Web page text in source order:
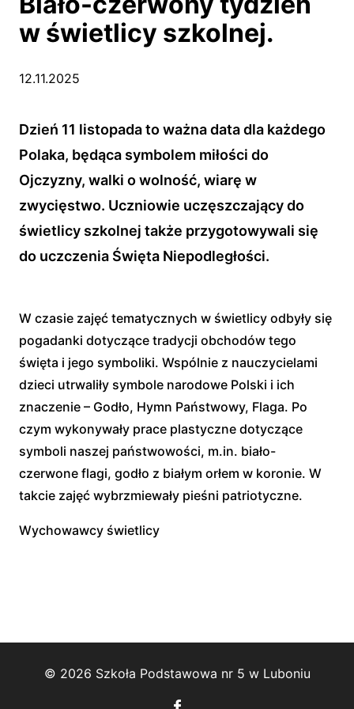
w świetlicy szkolnej.
12.11.2025
Dzień 11 listopada to ważna data dla każdego
Polaka, będąca symbolem miłości do
Ojczyzny, walki o wolność, wiarę w
zwycięstwo. Uczniowie uczęszczający do
świetlicy szkolnej także przygotowywali się
do uczczenia Święta Niepodległości.
W czasie zajęć tematycznych w świetlicy odbyły się
pogadanki dotyczące tradycji obchodów tego
święta i jego symboliki. Wspólnie z nauczycielami
dzieci utrwaliły symbole narodowe Polski i ich
znaczenie – Godło, Hymn Państwowy, Flaga. Po
czym wykonywały prace plastyczne dotyczące
symboli naszej państwowości, m.in. biało-
czerwone flagi, godło z białym orłem w koronie. W
takcie zajęć wybrzmiewały pieśni patriotyczne.
Wychowawcy świetlicy
© 2026 Szkoła Podstawowa nr 5 w Luboniu
Follow